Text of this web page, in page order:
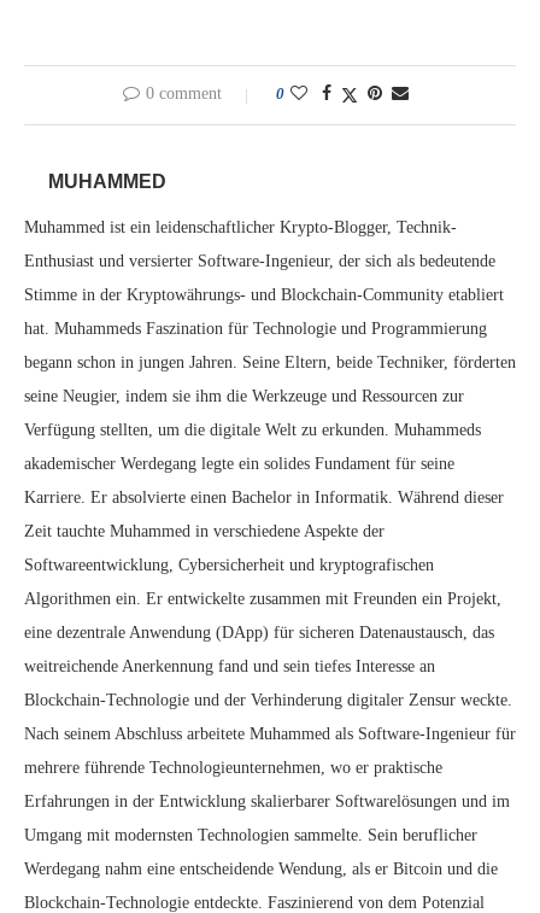
0 comment 0
MUHAMMED
Muhammed ist ein leidenschaftlicher Krypto-Blogger, Technik-
Enthusiast und versierter Software-Ingenieur, der sich als bedeutende
Stimme in der Kryptowährungs- und Blockchain-Community etabliert
hat. Muhammeds Faszination für Technologie und Programmierung
begann schon in jungen Jahren. Seine Eltern, beide Techniker, förderten
seine Neugier, indem sie ihm die Werkzeuge und Ressourcen zur
Verfügung stellten, um die digitale Welt zu erkunden. Muhammeds
akademischer Werdegang legte ein solides Fundament für seine
Karriere. Er absolvierte einen Bachelor in Informatik. Während dieser
Zeit tauchte Muhammed in verschiedene Aspekte der
Softwareentwicklung, Cybersicherheit und kryptografischen
Algorithmen ein. Er entwickelte zusammen mit Freunden ein Projekt,
eine dezentrale Anwendung (DApp) für sicheren Datenaustausch, das
weitreichende Anerkennung fand und sein tiefes Interesse an
Blockchain-Technologie und der Verhinderung digitaler Zensur weckte.
Nach seinem Abschluss arbeitete Muhammed als Software-Ingenieur für
mehrere führende Technologieunternehmen, wo er praktische
Erfahrungen in der Entwicklung skalierbarer Softwarelösungen und im
Umgang mit modernsten Technologien sammelte. Sein beruflicher
Werdegang nahm eine entscheidende Wendung, als er Bitcoin und die
Blockchain-Technologie entdeckte. Faszinierend von dem Potenzial